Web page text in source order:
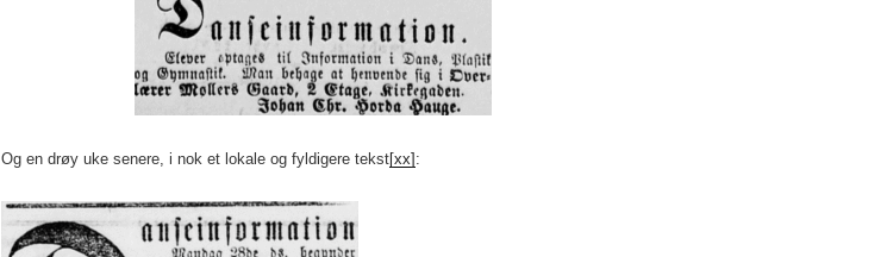
Og en drøy uke senere, i nok et lokale og fyldigere tekst[xx] :